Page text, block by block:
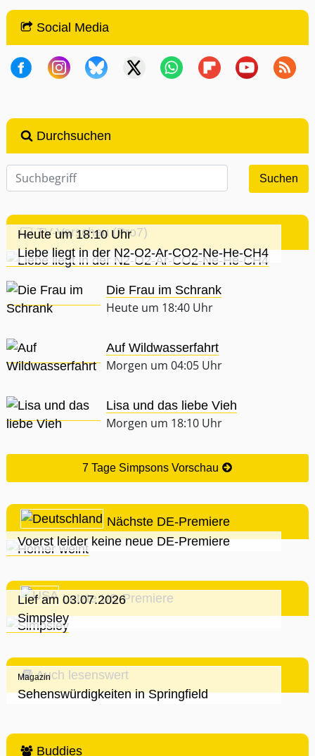
Social Media
Durchsuchen
TV-Vorschau (Pro7)
Heute um 18:10 Uhr
Liebe liegt in der N2-O2-Ar-CO2-Ne-He-CH4
Die Frau im Schrank
Heute um 18:40 Uhr
Auf Wildwasserfahrt
Morgen um 04:05 Uhr
Lisa und das liebe Vieh
Morgen um 18:10 Uhr
7 Tage Simpsons Vorschau
Nächste DE-Premiere
Voerst leider keine neue DE-Premiere
Letzte US-Premiere
Lief am 03.07.2026
Simpsley
Auch lesenswert
Magazin
Sehenswürdigkeiten in Springfield
Buddies